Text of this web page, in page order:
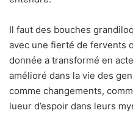
Il faut des bouches
avec une fierté de fervents
donnée a transformé en
amélioré dans la vie des
comme changements,
lueur d’espoir dans leurs